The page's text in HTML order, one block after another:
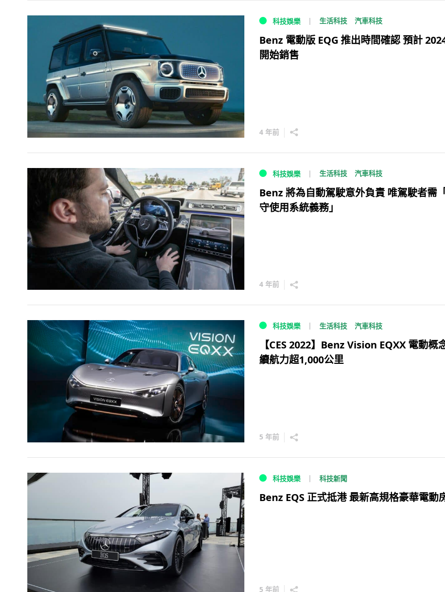
科技娛樂 生活科技 汽車科技
Benz 電動版 EQG 推出時間確認 預計
開始銷售
4 年前
科技娛樂 生活科技 汽車科技
Benz 將為自動駕駛意外負責 唯駕駛者需
守使用系統義務」
4 年前
科技娛樂 生活科技 汽車科技
【CES 2022】Benz Vision EQXX 電動概
續航力超1,000公里
5 年前
科技娛樂 科技新聞
Benz EQS 正式抵港 最新高規格豪華電動
5 年前